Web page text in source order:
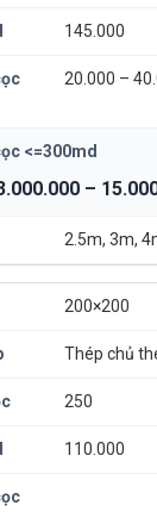
145.000
20.000 –
–
2.5m, 3m,
200×200
Thép chủ
250
110.000